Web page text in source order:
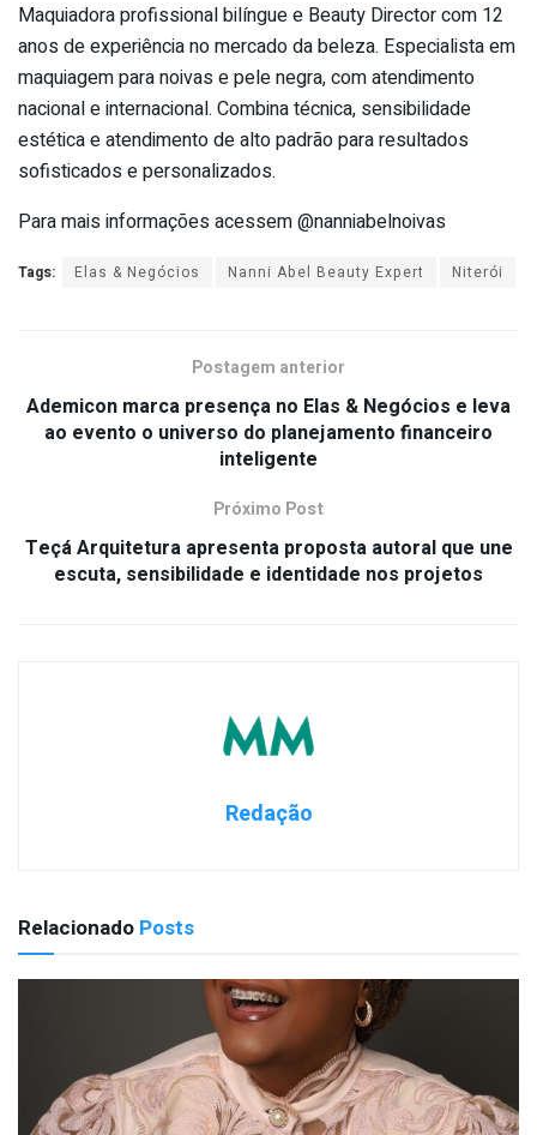
Maquiadora profissional bilíngue e Beauty Director com 12
anos de experiência no mercado da beleza. Especialista em
maquiagem para noivas e pele negra, com atendimento
nacional e internacional. Combina técnica, sensibilidade
estética e atendimento de alto padrão para resultados
sofisticados e personalizados.
Para mais informações acessem @nanniabelnoivas
Tags: Elas & Negócios Nanni Abel Beauty Expert Niterói
Postagem anterior
Ademicon marca presença no Elas & Negócios e leva
ao evento o universo do planejamento financeiro
inteligente
Próximo Post
Teçá Arquitetura apresenta proposta autoral que une
escuta, sensibilidade e identidade nos projetos
Redação
Relacionado Posts